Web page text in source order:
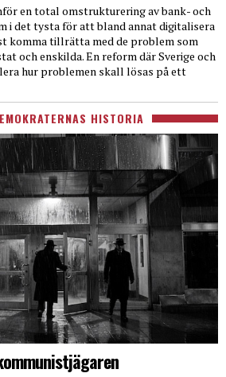
en total omstrukturering av bank- och
i det tysta för att bland annat digitalisera
komma tillrätta med de problem som
och enskilda. En reform där Sverige och
hur problemen skall lösas på ett
HISTORIA